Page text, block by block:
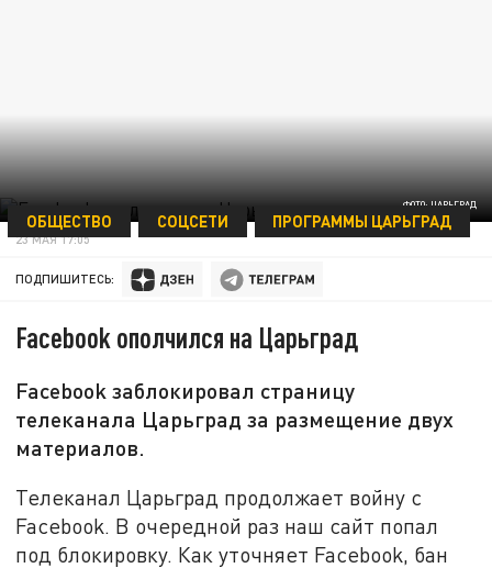
ФОТО: ЦАРЬГРАД
ОБЩЕСТВО СОЦСЕТИ ПРОГРАММЫ ЦАРЬГРАД
23 МАЯ 17:05
ПОДПИШИТЕСЬ:
Facebook ополчился на Царьград
Facebook заблокировал страницу
телеканала Царьград за размещение двух
материалов.
Телеканал Царьград продолжает войну с
Facebook. В очередной раз наш сайт попал
под блокировку. Как уточняет Facebook, бан